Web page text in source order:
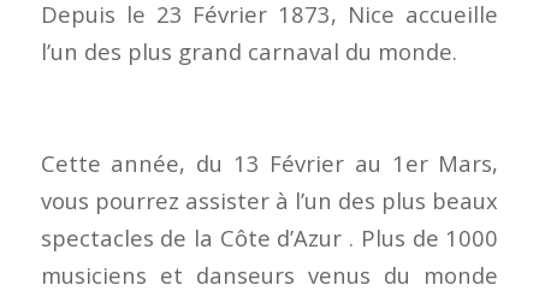
Depuis le 23 Février 1873, Nice accueille
l’un des plus grand carnaval du monde.
Cette année, du 13 Février au 1er Mars,
vous pourrez assister à l’un des plus beaux
spectacles de la Côte d’Azur . Plus de 1000
musiciens et danseurs venus du monde